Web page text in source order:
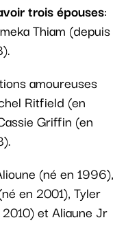
trois épouses:
Thiam (depuis
amoureuses
Ritfield (en
Griffin (en
(né en 1996),
en 2001), Tyler
et Aliaune Jr